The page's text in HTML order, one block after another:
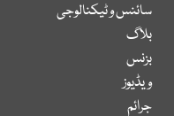
سائنس و ٹیکنالوجی
بلاگ
بزنس
ویڈیوز
جرائم